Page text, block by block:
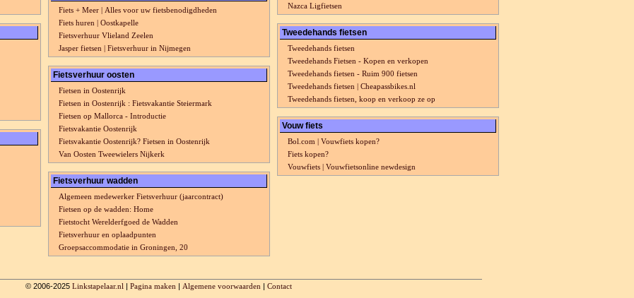
Fiets + Meer | Alles voor uw fietsbenodigdheden
Fiets huren | Oostkapelle
Fietsverhuur Vlieland Zeelen
Jasper fietsen | Fietsverhuur in Nijmegen
Fietsverhuur oosten
Fietsen in Oostenrijk
Fietsen in Oostenrijk : Fietsvakantie Steiermark
Fietsen op Mallorca - Introductie
Fietsvakantie Oostenrijk
Fietsvakantie Oostenrijk? Fietsen in Oostenrijk
Van Oosten Tweewielers Nijkerk
Fietsverhuur wadden
Algemeen medewerker Fietsverhuur (jaarcontract)
Fietsen op de wadden: Home
Fietstocht Werelderfgoed de Wadden
Fietsverhuur en oplaadpunten
Groepsaccommodatie in Groningen, 20
Nazca Ligfietsen
Tweedehands fietsen
Tweedehands fietsen
Tweedehands Fietsen - Kopen en verkopen
Tweedehands fietsen - Ruim 900 fietsen
Tweedehands fietsen | Cheapassbikes.nl
Tweedehands fietsen, koop en verkoop ze op
Vouw fiets
Bol.com | Vouwfiets kopen?
Fiets kopen?
Vouwfiets | Vouwfietsonline newdesign
© 2006-2025Linkstapelaar.nl |Pagina maken | Algemene voorwaarden |Contact